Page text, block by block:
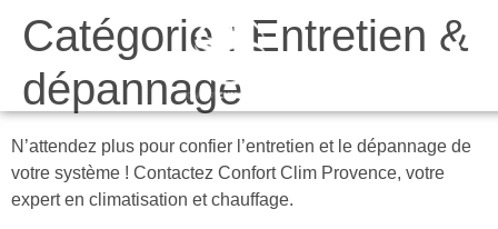
Catégorie : Entretien &
dépannage
N’attendez plus pour confier l’entretien et le dépannage de
votre système ! Contactez Confort Clim Provence, votre
expert en climatisation et chauffage.